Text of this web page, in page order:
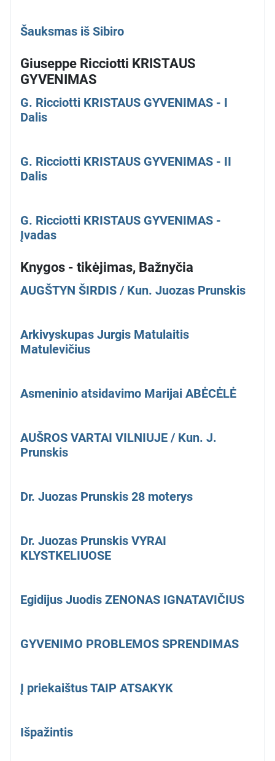
Šauksmas iš Sibiro
Giuseppe Ricciotti KRISTAUS
GYVENIMAS
G. Ricciotti KRISTAUS GYVENIMAS - I
Dalis
G. Ricciotti KRISTAUS GYVENIMAS - II
Dalis
G. Ricciotti KRISTAUS GYVENIMAS -
Įvadas
Knygos - tikėjimas, Bažnyčia
AUGŠTYN ŠIRDIS / Kun. Juozas Prunskis
Arkivyskupas Jurgis Matulaitis
Matulevičius
Asmeninio atsidavimo Marijai ABĖCĖLĖ
AUŠROS VARTAI VILNIUJE / Kun. J.
Prunskis
Dr. Juozas Prunskis 28 moterys
Dr. Juozas Prunskis VYRAI
KLYSTKELIUOSE
Egidijus Juodis ZENONAS IGNATAVIČIUS
GYVENIMO PROBLEMOS SPRENDIMAS
Į priekaištus TAIP ATSAKYK
Išpažintis